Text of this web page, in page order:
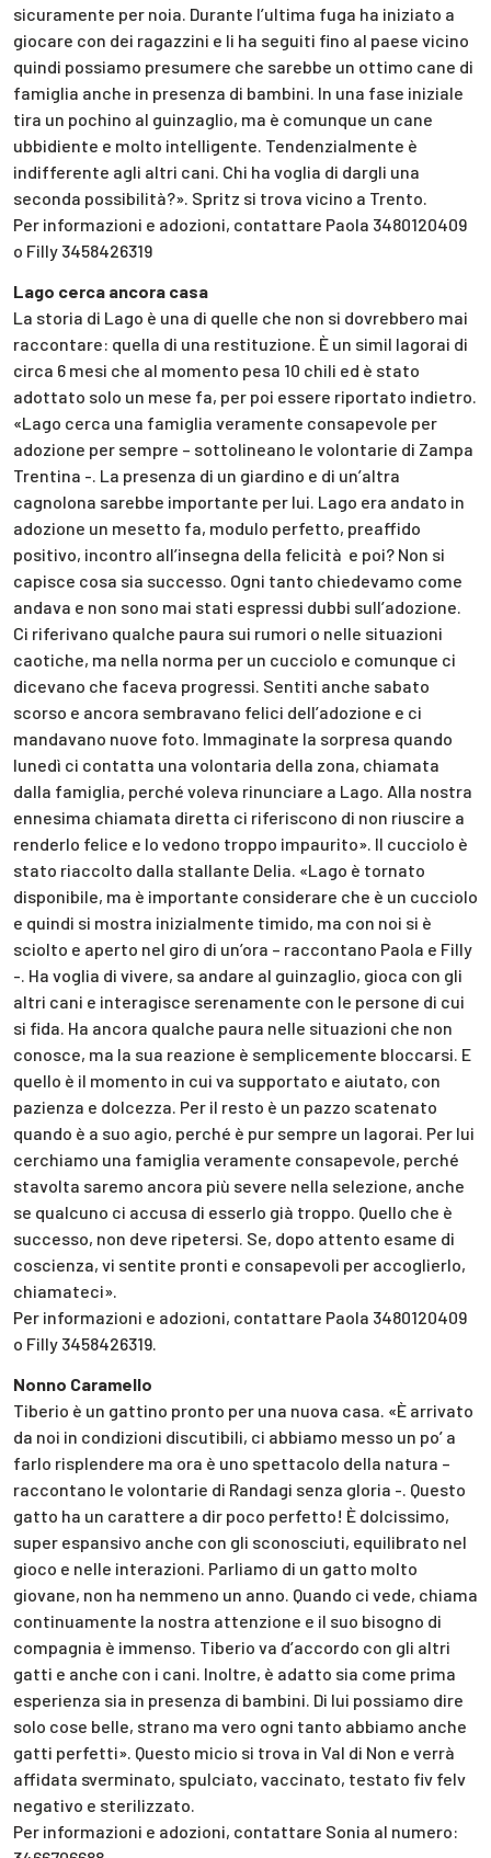
sicuramente per noia. Durante l’ultima fuga ha iniziato a
giocare con dei ragazzini e li ha seguiti fino al paese vicino
quindi possiamo presumere che sarebbe un ottimo cane di
famiglia anche in presenza di bambini. In una fase iniziale
tira un pochino al guinzaglio, ma è comunque un cane
ubbidiente e molto intelligente. Tendenzialmente è
indifferente agli altri cani. Chi ha voglia di dargli una
seconda possibilità?». Spritz si trova vicino a Trento.
Per informazioni e adozioni, contattare Paola 3480120409
o Filly 3458426319
Lago cerca ancora casa
La storia di Lago è una di quelle che non si dovrebbero mai
raccontare: quella di una restituzione. È un simil lagorai di
circa 6 mesi che al momento pesa 10 chili ed è stato
adottato solo un mese fa, per poi essere riportato indietro.
«Lago cerca una famiglia veramente consapevole per
adozione per sempre – sottolineano le volontarie di Zampa
Trentina -. La presenza di un giardino e di un’altra
cagnolona sarebbe importante per lui. Lago era andato in
adozione un mesetto fa, modulo perfetto, preaffido
positivo, incontro all’insegna della felicità e poi? Non si
capisce cosa sia successo. Ogni tanto chiedevamo come
andava e non sono mai stati espressi dubbi sull’adozione.
Ci riferivano qualche paura sui rumori o nelle situazioni
caotiche, ma nella norma per un cucciolo e comunque ci
dicevano che faceva progressi. Sentiti anche sabato
scorso e ancora sembravano felici dell’adozione e ci
mandavano nuove foto. Immaginate la sorpresa quando
lunedì ci contatta una volontaria della zona, chiamata
dalla famiglia, perché voleva rinunciare a Lago. Alla nostra
ennesima chiamata diretta ci riferiscono di non riuscire a
renderlo felice e lo vedono troppo impaurito». Il cucciolo è
stato riaccolto dalla stallante Delia. «Lago è tornato
disponibile, ma è importante considerare che è un cucciolo
e quindi si mostra inizialmente timido, ma con noi si è
sciolto e aperto nel giro di un’ora – raccontano Paola e Filly
-. Ha voglia di vivere, sa andare al guinzaglio, gioca con gli
altri cani e interagisce serenamente con le persone di cui
si fida. Ha ancora qualche paura nelle situazioni che non
conosce, ma la sua reazione è semplicemente bloccarsi. E
quello è il momento in cui va supportato e aiutato, con
pazienza e dolcezza. Per il resto è un pazzo scatenato
quando è a suo agio, perché è pur sempre un lagorai. Per lui
cerchiamo una famiglia veramente consapevole, perché
stavolta saremo ancora più severe nella selezione, anche
se qualcuno ci accusa di esserlo già troppo. Quello che è
successo, non deve ripetersi. Se, dopo attento esame di
coscienza, vi sentite pronti e consapevoli per accoglierlo,
chiamateci».
Per informazioni e adozioni, contattare Paola 3480120409
o Filly 3458426319.
Nonno Caramello
Tiberio è un gattino pronto per una nuova casa. «È arrivato
da noi in condizioni discutibili, ci abbiamo messo un po’ a
farlo risplendere ma ora è uno spettacolo della natura –
raccontano le volontarie di Randagi senza gloria -. Questo
gatto ha un carattere a dir poco perfetto! È dolcissimo,
super espansivo anche con gli sconosciuti, equilibrato nel
gioco e nelle interazioni. Parliamo di un gatto molto
giovane, non ha nemmeno un anno. Quando ci vede, chiama
continuamente la nostra attenzione e il suo bisogno di
compagnia è immenso. Tiberio va d’accordo con gli altri
gatti e anche con i cani. Inoltre, è adatto sia come prima
esperienza sia in presenza di bambini. Di lui possiamo dire
solo cose belle, strano ma vero ogni tanto abbiamo anche
gatti perfetti». Questo micio si trova in Val di Non e verrà
affidata sverminato, spulciato, vaccinato, testato fiv felv
negativo e sterilizzato.
Per informazioni e adozioni, contattare Sonia al numero: